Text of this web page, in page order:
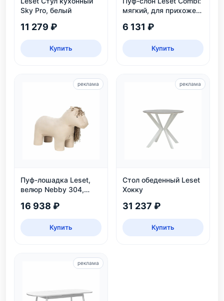
Sky Pro, белый
11 279 ₽
Купить
мягкий, для прихожей
серый
6 131 ₽
Купить
Пуф-лошадка Leset,
велюр Nebby 304,
детской
16 938 ₽
Купить
реклама
Стол обеденный Leset
Хокку
31 237 ₽
Купить
реклама
реклама